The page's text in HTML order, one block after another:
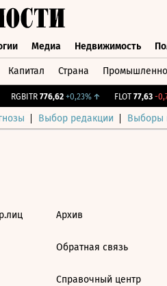
Медиа Недвижимость
Капитал Страна
RGBITR 776,62 +0,23%↑ FLOT 77,63 -
Выбор редакции Выборы
Архив
Обратная связь
Справочный центр